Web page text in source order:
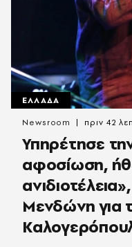
ΕΛΛΑΔΑ
Υπηρέτησε
αφοσίωση,
Μενδώνη για
Newsroom πριν 42